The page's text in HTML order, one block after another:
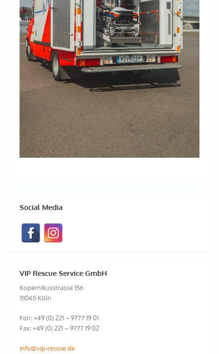
Social Media
VIP Rescue Service GmbH
Kopernikusstrasse 156
51065 Köln
Fon: +49 (0) 221 – 9777 19 01
Fax: +49 (0) 221 – 9777 19 02
info@vip-rescue.de